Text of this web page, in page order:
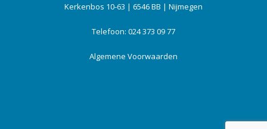
Kerkenbos 10-63 | 6546 BB | Nijmegen
Telefoon: 024 373 09 77
Algemene Voorwaarden